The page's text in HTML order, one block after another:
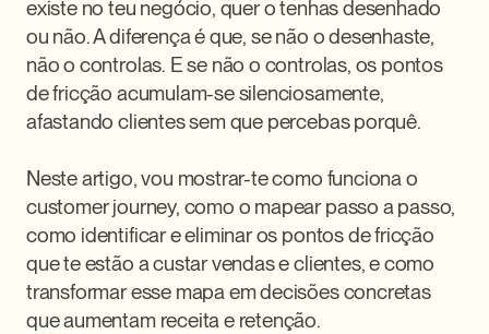
existe no teu negócio, quer o tenhas desenhado
ou não. A diferença é que, se não o desenhaste,
não o controlas. E se não o controlas, os pontos
de fricção acumulam-se silenciosamente,
afastando clientes sem que percebas porquê.
Neste artigo, vou mostrar-te como funciona o
customer journey, como o mapear passo a passo,
como identificar e eliminar os pontos de fricção
que te estão a custar vendas e clientes, e como
transformar esse mapa em decisões concretas
que aumentam receita e retenção.